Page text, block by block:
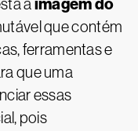
a imagem do
que contém
ferramentas e
que uma
essas
pois